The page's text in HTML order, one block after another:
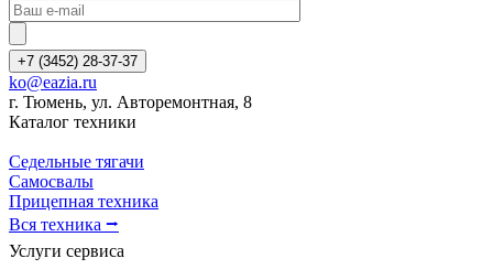
+7 (3452) 28-37-37
ko@eazia.ru
г. Тюмень, ул. Авторемонтная, 8
Каталог техники
Седельные тягачи
Самосвалы
Прицепная техника
Вся техника ⭢
Услуги сервиса